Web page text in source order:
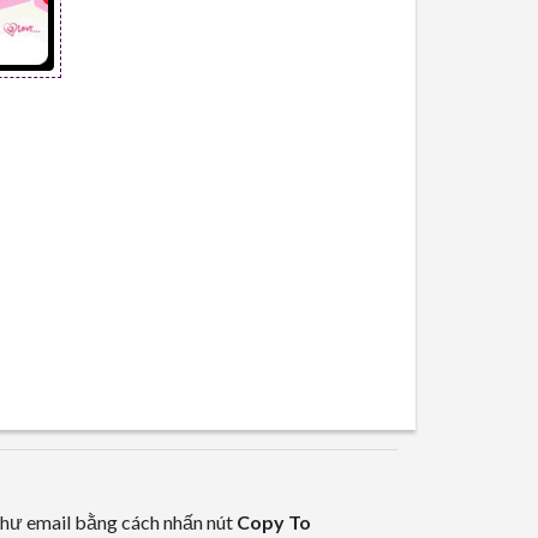
email bằng cách nhấn nút Copy To